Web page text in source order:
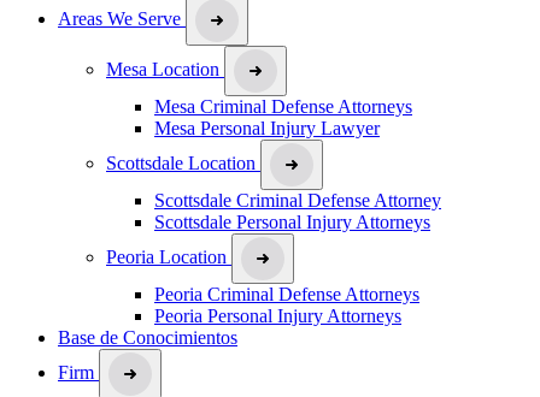
Areas We Serve
Mesa Location
Mesa Criminal Defense Attorneys
Mesa Personal Injury Lawyer
Scottsdale Location
Scottsdale Criminal Defense Attorney
Scottsdale Personal Injury Attorneys
Peoria Location
Peoria Criminal Defense Attorneys
Peoria Personal Injury Attorneys
Base de Conocimientos
Firm